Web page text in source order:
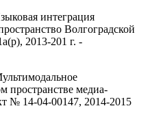
интеграция
Волгоградской
2013-201 г. -
пространстве медиа-
№ 14-04-00147, 2014-2015